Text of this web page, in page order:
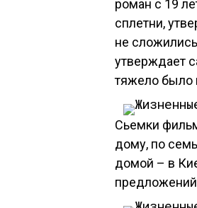
роман с 19
сплетни,
не
утверждает
тяжело было
Сьемки
дому, по
домой – в